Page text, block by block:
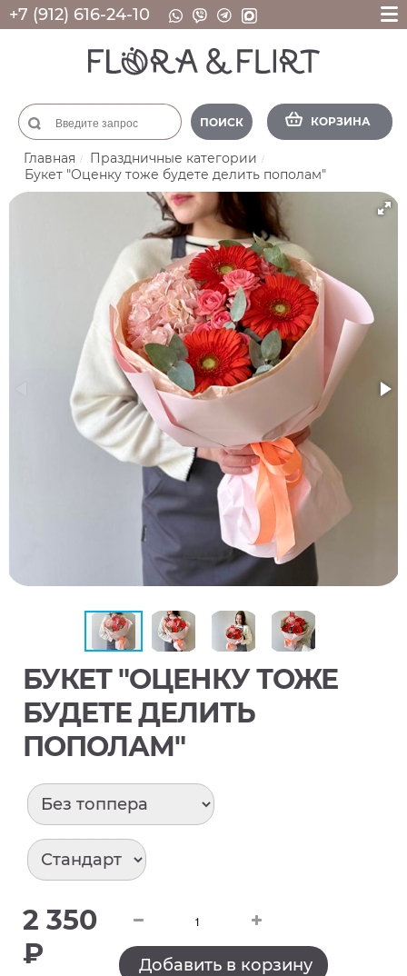
+7 (912) 616-24-10
ПОИСК КОРЗИНА
Главная
Праздничные категории
Букет "Оценку тоже будете делить пополам"
БУКЕТ "ОЦЕНКУ ТОЖЕ
БУДЕТЕ ДЕЛИТЬ
ПОПОЛАМ"
2 350
₽
Добавить в корзину